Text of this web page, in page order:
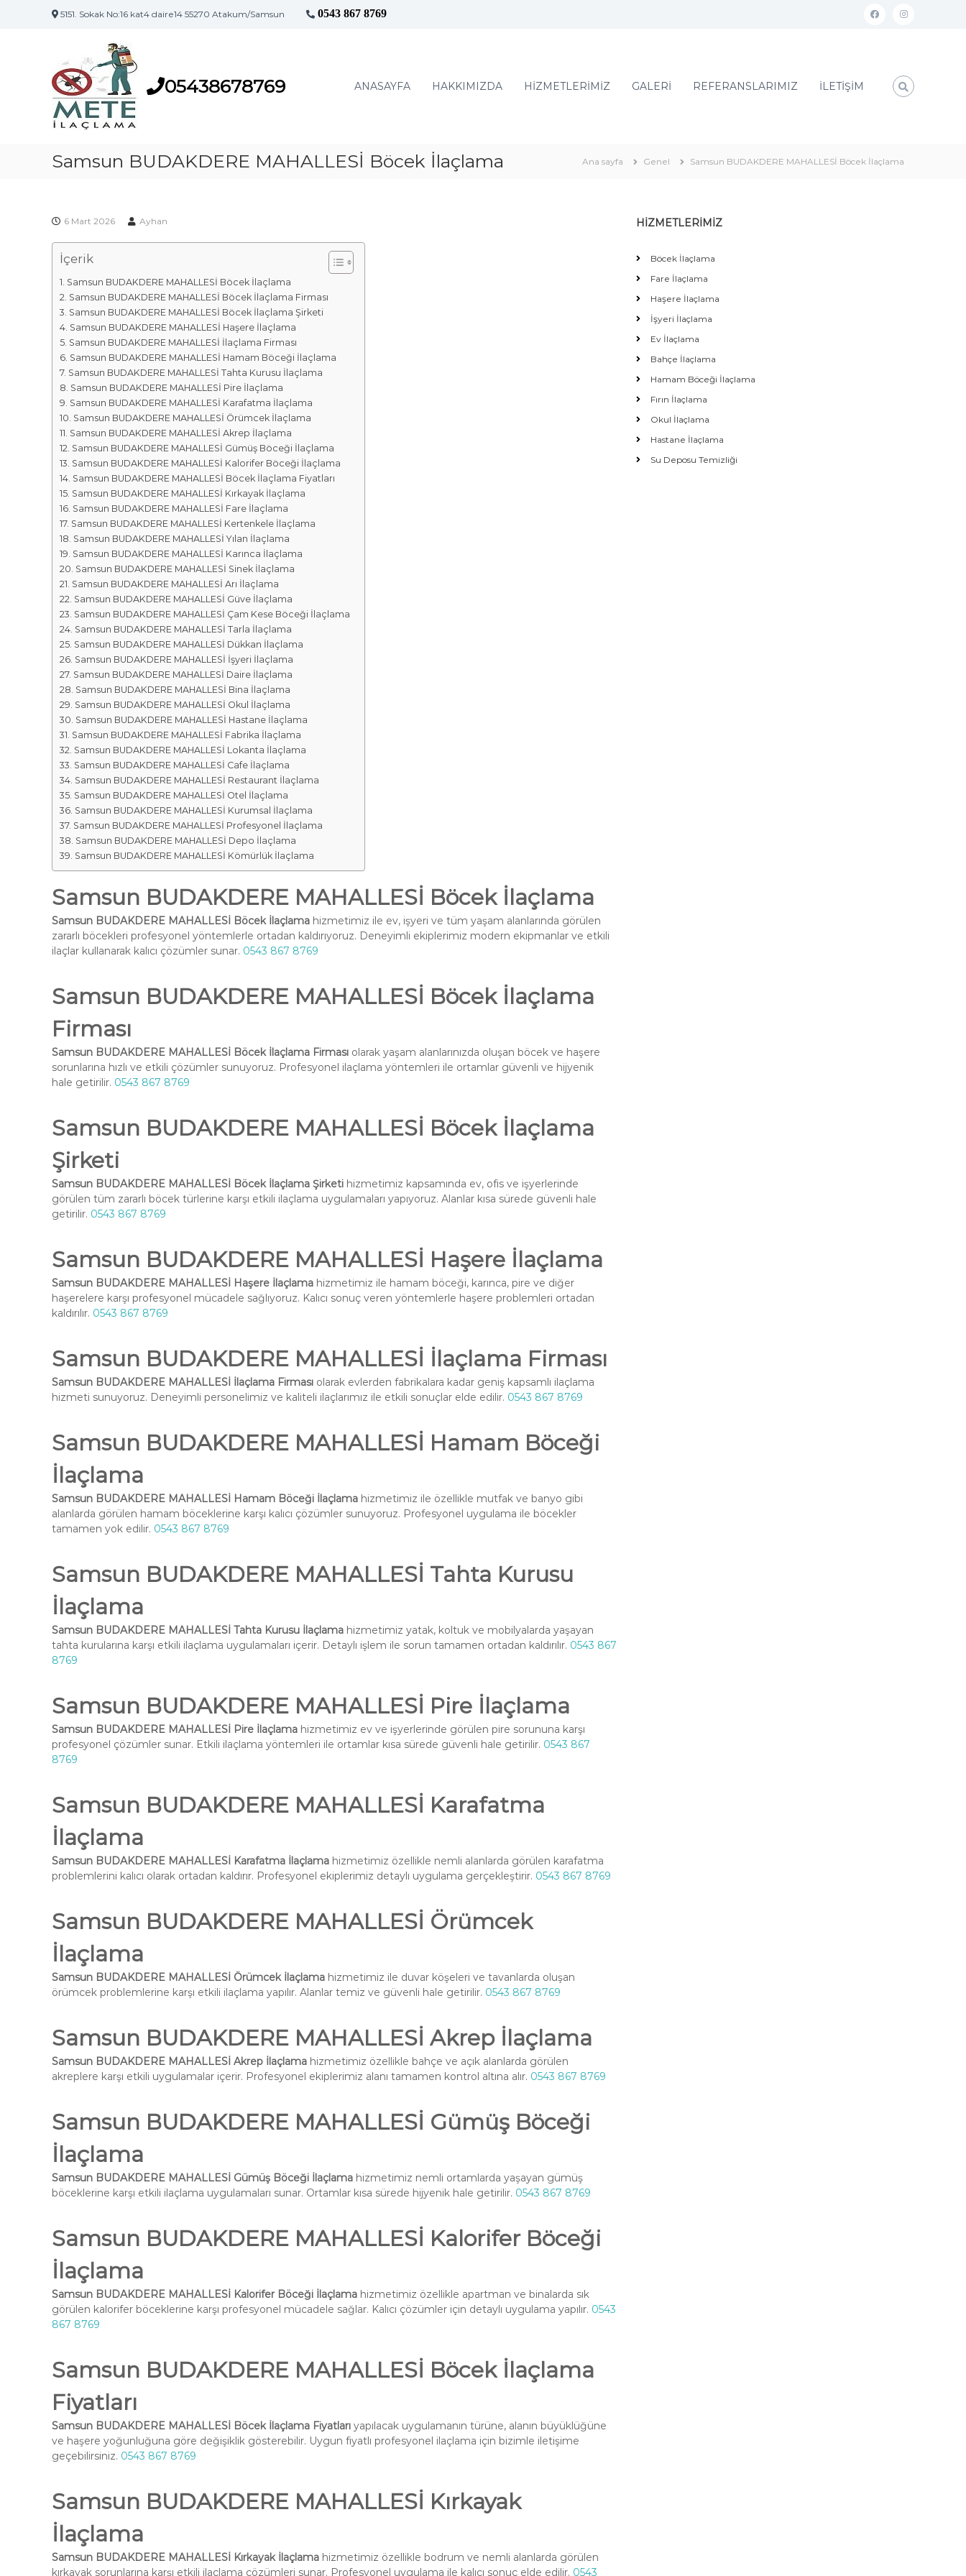
5151. Sokak No:16 kat4 daire14 55270 Atakum/Samsun 0543 867 8769
s
a
m
F
i
r
m
a
l
a
r
ı
u
İ
ç
a
a
M
a
r
k
a
s
ı
05438678769 ANASAYFA HAKKIMIZDA HİZMETLERİMİZ GALERİ REFERANSLARIMIZ İLETİŞİM
Samsun BUDAKDERE MAHALLESİ Böcek İlaçlama Ana sayfa Genel Samsun BUDAKDERE MAHALLESİ Böcek İlaçlama
6 Mart 2026 Ayhan
İçerik
Samsun BUDAKDERE MAHALLESİ Böcek İlaçlama
Samsun BUDAKDERE MAHALLESİ Böcek İlaçlama Firması
Samsun BUDAKDERE MAHALLESİ Böcek İlaçlama Şirketi
Samsun BUDAKDERE MAHALLESİ Haşere İlaçlama
Samsun BUDAKDERE MAHALLESİ İlaçlama Firması
Samsun BUDAKDERE MAHALLESİ Hamam Böceği İlaçlama
Samsun BUDAKDERE MAHALLESİ Tahta Kurusu İlaçlama
Samsun BUDAKDERE MAHALLESİ Pire İlaçlama
Samsun BUDAKDERE MAHALLESİ Karafatma İlaçlama
Samsun BUDAKDERE MAHALLESİ Örümcek İlaçlama
Samsun BUDAKDERE MAHALLESİ Akrep İlaçlama
Samsun BUDAKDERE MAHALLESİ Gümüş Böceği İlaçlama
Samsun BUDAKDERE MAHALLESİ Kalorifer Böceği İlaçlama
Samsun BUDAKDERE MAHALLESİ Böcek İlaçlama Fiyatları
Samsun BUDAKDERE MAHALLESİ Kırkayak İlaçlama
Samsun BUDAKDERE MAHALLESİ Fare İlaçlama
Samsun BUDAKDERE MAHALLESİ Kertenkele İlaçlama
Samsun BUDAKDERE MAHALLESİ Yılan İlaçlama
Samsun BUDAKDERE MAHALLESİ Karınca İlaçlama
Samsun BUDAKDERE MAHALLESİ Sinek İlaçlama
Samsun BUDAKDERE MAHALLESİ Arı İlaçlama
Samsun BUDAKDERE MAHALLESİ Güve İlaçlama
Samsun BUDAKDERE MAHALLESİ Çam Kese Böceği İlaçlama
Samsun BUDAKDERE MAHALLESİ Tarla İlaçlama
Samsun BUDAKDERE MAHALLESİ Dükkan İlaçlama
Samsun BUDAKDERE MAHALLESİ İşyeri İlaçlama
Samsun BUDAKDERE MAHALLESİ Daire İlaçlama
Samsun BUDAKDERE MAHALLESİ Bina İlaçlama
Samsun BUDAKDERE MAHALLESİ Okul İlaçlama
Samsun BUDAKDERE MAHALLESİ Hastane İlaçlama
Samsun BUDAKDERE MAHALLESİ Fabrika İlaçlama
Samsun BUDAKDERE MAHALLESİ Lokanta İlaçlama
Samsun BUDAKDERE MAHALLESİ Cafe İlaçlama
Samsun BUDAKDERE MAHALLESİ Restaurant İlaçlama
Samsun BUDAKDERE MAHALLESİ Otel İlaçlama
Samsun BUDAKDERE MAHALLESİ Kurumsal İlaçlama
Samsun BUDAKDERE MAHALLESİ Profesyonel İlaçlama
Samsun BUDAKDERE MAHALLESİ Depo İlaçlama
Samsun BUDAKDERE MAHALLESİ Kömürlük İlaçlama
Samsun BUDAKDERE MAHALLESİ Böcek İlaçlama
Samsun BUDAKDERE MAHALLESİ Böcek İlaçlama hizmetimiz ile ev, işyeri ve tüm yaşam alanlarında görülen
zararlı böcekleri profesyonel yöntemlerle ortadan kaldırıyoruz. Deneyimli ekiplerimiz modern ekipmanlar ve etkili
ilaçlar kullanarak kalıcı çözümler sunar. 0543 867 8769
Samsun BUDAKDERE MAHALLESİ Böcek İlaçlama
Firması
Samsun BUDAKDERE MAHALLESİ Böcek İlaçlama Firması olarak yaşam alanlarınızda oluşan böcek ve haşere
sorunlarına hızlı ve etkili çözümler sunuyoruz. Profesyonel ilaçlama yöntemleri ile ortamlar güvenli ve hijyenik
hale getirilir. 0543 867 8769
Samsun BUDAKDERE MAHALLESİ Böcek İlaçlama
Şirketi
Samsun BUDAKDERE MAHALLESİ Böcek İlaçlama Şirketi hizmetimiz kapsamında ev, ofis ve işyerlerinde
görülen tüm zararlı böcek türlerine karşı etkili ilaçlama uygulamaları yapıyoruz. Alanlar kısa sürede güvenli hale
getirilir. 0543 867 8769
Samsun BUDAKDERE MAHALLESİ Haşere İlaçlama
Samsun BUDAKDERE MAHALLESİ Haşere İlaçlama hizmetimiz ile hamam böceği, karınca, pire ve diğer
haşerelere karşı profesyonel mücadele sağlıyoruz. Kalıcı sonuç veren yöntemlerle haşere problemleri ortadan
kaldırılır. 0543 867 8769
Samsun BUDAKDERE MAHALLESİ İlaçlama Firması
Samsun BUDAKDERE MAHALLESİ İlaçlama Firması olarak evlerden fabrikalara kadar geniş kapsamlı ilaçlama
hizmeti sunuyoruz. Deneyimli personelimiz ve kaliteli ilaçlarımız ile etkili sonuçlar elde edilir. 0543 867 8769
Samsun BUDAKDERE MAHALLESİ Hamam Böceği
İlaçlama
Samsun BUDAKDERE MAHALLESİ Hamam Böceği İlaçlama hizmetimiz ile özellikle mutfak ve banyo gibi
alanlarda görülen hamam böceklerine karşı kalıcı çözümler sunuyoruz. Profesyonel uygulama ile böcekler
tamamen yok edilir. 0543 867 8769
Samsun BUDAKDERE MAHALLESİ Tahta Kurusu
İlaçlama
Samsun BUDAKDERE MAHALLESİ Tahta Kurusu İlaçlama hizmetimiz yatak, koltuk ve mobilyalarda yaşayan
tahta kurularına karşı etkili ilaçlama uygulamaları içerir. Detaylı işlem ile sorun tamamen ortadan kaldırılır. 0543 867
8769
Samsun BUDAKDERE MAHALLESİ Pire İlaçlama
Samsun BUDAKDERE MAHALLESİ Pire İlaçlama hizmetimiz ev ve işyerlerinde görülen pire sorununa karşı
profesyonel çözümler sunar. Etkili ilaçlama yöntemleri ile ortamlar kısa sürede güvenli hale getirilir. 0543 867
8769
Samsun BUDAKDERE MAHALLESİ Karafatma
İlaçlama
Samsun BUDAKDERE MAHALLESİ Karafatma İlaçlama hizmetimiz özellikle nemli alanlarda görülen karafatma
problemlerini kalıcı olarak ortadan kaldırır. Profesyonel ekiplerimiz detaylı uygulama gerçekleştirir. 0543 867 8769
Samsun BUDAKDERE MAHALLESİ Örümcek
İlaçlama
Samsun BUDAKDERE MAHALLESİ Örümcek İlaçlama hizmetimiz ile duvar köşeleri ve tavanlarda oluşan
örümcek problemlerine karşı etkili ilaçlama yapılır. Alanlar temiz ve güvenli hale getirilir. 0543 867 8769
Samsun BUDAKDERE MAHALLESİ Akrep İlaçlama
Samsun BUDAKDERE MAHALLESİ Akrep İlaçlama hizmetimiz özellikle bahçe ve açık alanlarda görülen
akreplere karşı etkili uygulamalar içerir. Profesyonel ekiplerimiz alanı tamamen kontrol altına alır. 0543 867 8769
Samsun BUDAKDERE MAHALLESİ Gümüş Böceği
İlaçlama
Samsun BUDAKDERE MAHALLESİ Gümüş Böceği İlaçlama hizmetimiz nemli ortamlarda yaşayan gümüş
böceklerine karşı etkili ilaçlama uygulamaları sunar. Ortamlar kısa sürede hijyenik hale getirilir. 0543 867 8769
Samsun BUDAKDERE MAHALLESİ Kalorifer Böceği
İlaçlama
Samsun BUDAKDERE MAHALLESİ Kalorifer Böceği İlaçlama hizmetimiz özellikle apartman ve binalarda sık
görülen kalorifer böceklerine karşı profesyonel mücadele sağlar. Kalıcı çözümler için detaylı uygulama yapılır. 0543
867 8769
Samsun BUDAKDERE MAHALLESİ Böcek İlaçlama
Fiyatları
Samsun BUDAKDERE MAHALLESİ Böcek İlaçlama Fiyatları yapılacak uygulamanın türüne, alanın büyüklüğüne
ve haşere yoğunluğuna göre değişiklik gösterebilir. Uygun fiyatlı profesyonel ilaçlama için bizimle iletişime
geçebilirsiniz. 0543 867 8769
Samsun BUDAKDERE MAHALLESİ Kırkayak
İlaçlama
Samsun BUDAKDERE MAHALLESİ Kırkayak İlaçlama hizmetimiz özellikle bodrum ve nemli alanlarda görülen
kırkayak sorunlarına karşı etkili ilaçlama çözümleri sunar. Profesyonel uygulama ile kalıcı sonuç elde edilir. 0543
HİZMETLERİMİZ
Böcek İlaçlama
Fare İlaçlama
Haşere İlaçlama
İşyeri İlaçlama
Ev İlaçlama
Bahçe İlaçlama
Hamam Böceği İlaçlama
Fırın İlaçlama
Okul İlaçlama
Hastane İlaçlama
Su Deposu Temizliği